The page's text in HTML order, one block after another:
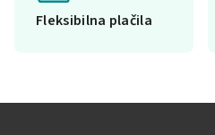
Fleksibilna plačila